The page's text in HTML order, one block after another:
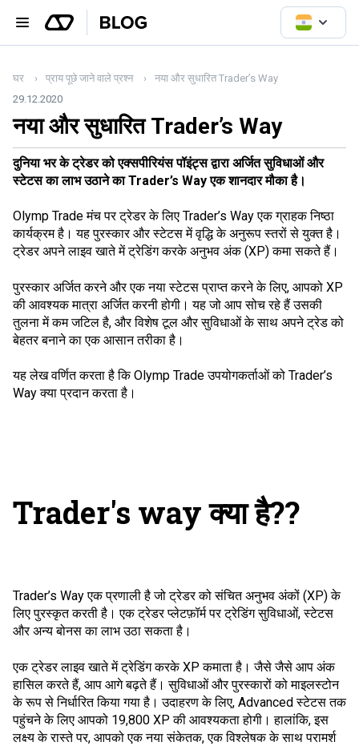
घर प्राय पूछे जाने वाले प्रश्न
नया और सुधारित Trader’s Way
29.12.2020
नया और सुधारित Trader’s Way
दुनिया भर के ट्रेडर को एक्सपीरियंस पॉइंट्स द्वारा अर्जित सुविधाओं और
स्टेटस का लाभ उठाने का Trader’s Way एक शानदार मौका है।
Olymp Trade मंच पर ट्रेडर के लिए Trader’s Way एक ग्राहक निष्ठा
कार्यक्रम है। यह पुरस्कार और स्टेटस में वृद्धि के अनुरूप स्तरों से युक्त है।
ट्रेडर अपने लाइव खाते में ट्रेडिंग करके अनुभव अंक (XP) कमा सकते हैं।
पुरस्कार अर्जित करने और एक नया स्टेटस प्राप्त करने के लिए, आपको XP
की आवश्यक मात्रा अर्जित करनी होगी। यह जो आप सोच रहे हैं उसकी
तुलना में कम जटिल है, और विशेष टूल और सुविधाओं के साथ अपने ट्रेड को
बेहतर बनाने का एक आसान तरीका है।
यह लेख वर्णित करता है कि Olymp Trade उपयोगकर्ताओं को Trader’s
Way क्या प्रदान करता है।
Trader's way क्या है??
Trader’s Way एक प्रणाली है जो ट्रेडर को संचित अनुभव अंकों (XP) के
लिए पुरस्कृत करती है। एक ट्रेडर प्लेटफ़ॉर्म पर ट्रेडिंग सुविधाओं, स्टेटस
और अन्य बोनस का लाभ उठा सकता है।
एक ट्रेडर लाइव खाते में ट्रेडिंग करके XP कमाता है। जैसे जैसे आप अंक
हासिल करते हैं, आप आगे बढ़ते हैं। सुविधाओं और पुरस्कारों को माइलस्टोन
के रूप से निर्धारित किया गया है। उदाहरण के लिए, Advanced स्टेटस तक
पहुंचने के लिए आपको 19,800 XP की आवश्यकता होगी। हालांकि, इस
लक्ष्य के रास्ते पर, आपको एक नया संकेतक, एक विश्लेषक के साथ परामर्श